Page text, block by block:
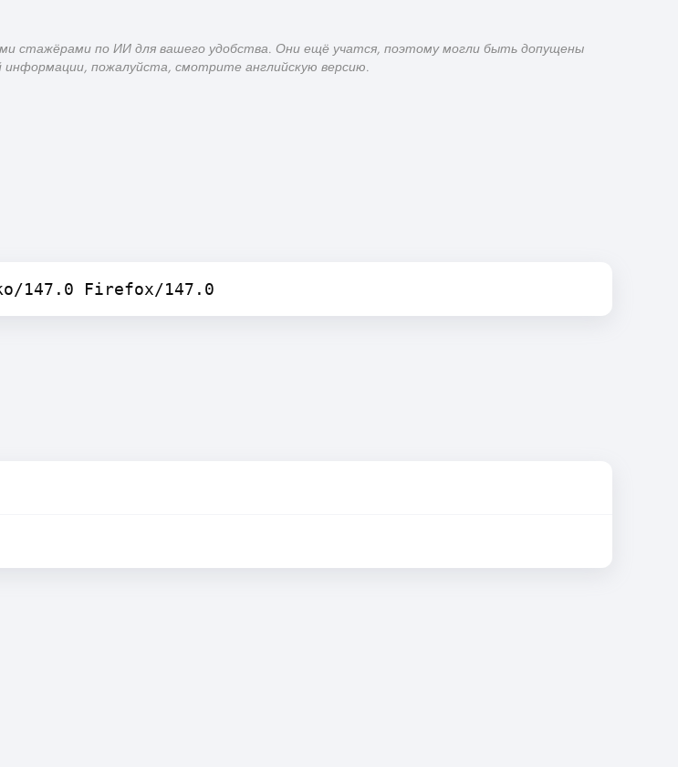
стажёрами по ИИ для вашего удобства. Они ещё учатся, поэтому могли быть допущены
пожалуйста, смотрите английскую версию.
147.0 Firefox/147.0